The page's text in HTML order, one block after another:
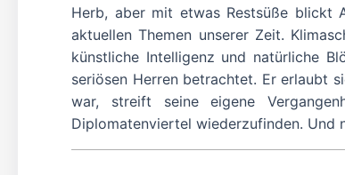
Herb, aber mit etwas Restsüße blickt
aktuellen Themen unserer Zeit.
künstliche Intelligenz und natürliche
seriösen Herren betrachtet. Er erlaubt
war, streift seine eigene
Diplomatenviertel wiederzufinden. Und